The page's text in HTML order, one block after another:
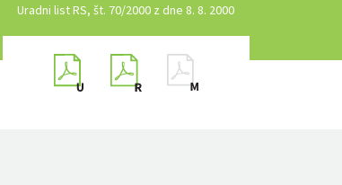
Uradni list RS, št. 70/2000 z dne 8. 8. 2000